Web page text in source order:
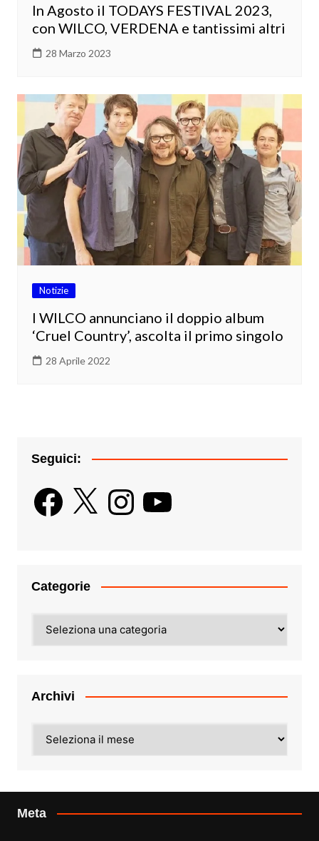
In Agosto il TODAYS FESTIVAL 2023,
con WILCO, VERDENA e tantissimi altri
28 Marzo 2023
Notizie
I WILCO annunciano il doppio album
‘Cruel Country’, ascolta il primo singolo
28 Aprile 2022
Seguici:
Facebook
X InstagramYouTube
Categorie
Archivi
Meta